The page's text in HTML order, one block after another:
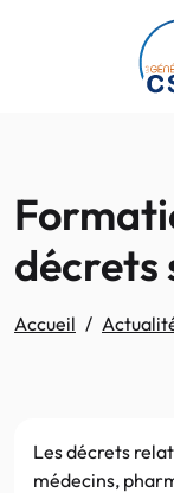
Passer au contenu
décrets
Accueil
Les décrets
médecins,